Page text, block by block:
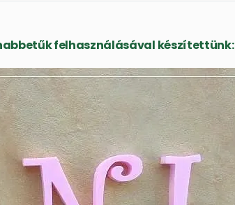
felhasználásával készítettünk: